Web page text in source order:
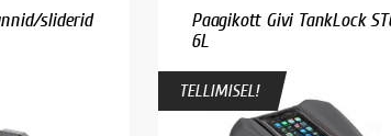
sliderid
Paagikott Givi TankLock
6L
TELLIMISEL!